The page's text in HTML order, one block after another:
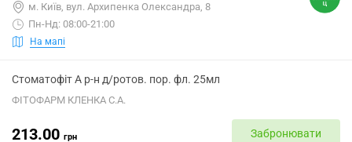
м. Київ, вул. Архипенка Олександра, 8
Пн-Нд: 08:00-21:00
На мапі
Стоматофіт А р-н д/ротов. пор. фл. 25мл
ФІТОФАРМ КЛЕНКА С.А.
213.00 грн Забронювати